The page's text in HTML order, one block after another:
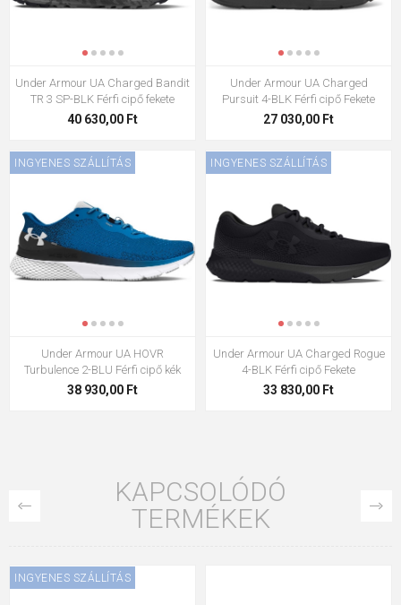
Under Armour UA Charged Bandit
TR 3 SP-BLK Férfi cipő fekete
40 630,00 Ft
Under Armour UA Charged
Pursuit 4-BLK Férfi cipő Fekete
27 030,00 Ft
INGYENES SZÁLLÍTÁS
Under Armour UA HOVR
Turbulence 2-BLU Férfi cipő kék
38 930,00 Ft
INGYENES SZÁLLÍTÁS
Under Armour UA Charged Rogue
4-BLK Férfi cipő Fekete
33 830,00 Ft
KAPCSOLÓDÓ
TERMÉKEK
INGYENES SZÁLLÍTÁS